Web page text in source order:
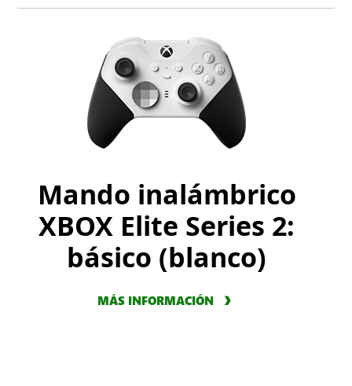
Mando inalámbrico
XBOX Elite Series 2:
básico (blanco)